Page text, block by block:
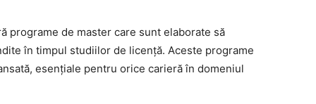
programe de master care sunt elaborate să
în timpul studiilor de licență. Aceste programe
esențiale pentru orice carieră în domeniul